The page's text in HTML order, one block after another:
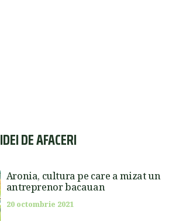
IDEI DE AFACERI
Aronia, cultura pe care a mizat un
antreprenor bacauan
20 octombrie 2021